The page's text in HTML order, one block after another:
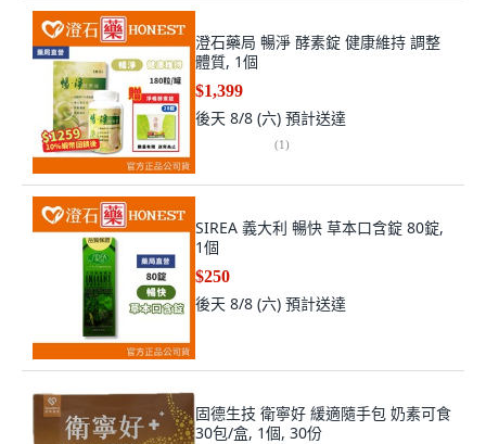
澄石藥局 暢淨 酵素錠 健康維持 調整
體質, 1個
$1,399
後天 8/8 (六) 預計送達
(1)
SIREA 義大利 暢快 草本口含錠 80錠,
1個
$250
後天 8/8 (六) 預計送達
固德生技 衛寧好 緩適隨手包 奶素可食
30包/盒, 1個, 30份